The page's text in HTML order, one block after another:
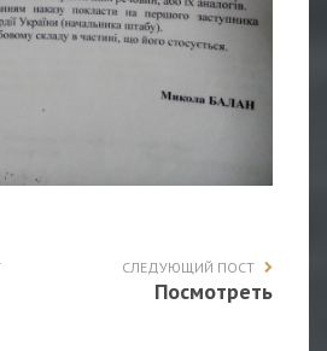
СЛЕДУЮЩИЙ ПОСТ
Посмотреть